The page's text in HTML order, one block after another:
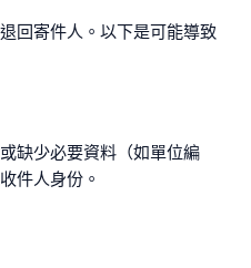
回寄件人。以下是可能導致
缺少必要資料（如單位編
件人身份。